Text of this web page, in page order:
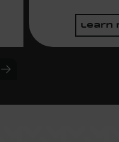
learn
slide
Next slide